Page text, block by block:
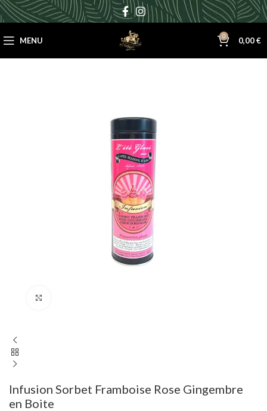
MENU 0 0,00€
Infusion Sorbet Framboise Rose Gingembre
en Boite